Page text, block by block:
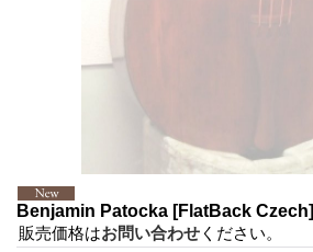
Benjamin Patocka [FlatBack Czech]
販売価格はお問い合わせ ください。